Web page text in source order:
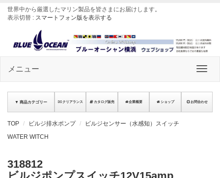
世界中から厳選したマリン製品を皆さまにお届けします。
表示切替 : スマートフォン版を表示する
メニュー
▼ 商品カテゴリー クリアランス カタログ販売 企業概要 ショップ お問合わせ
TOP ビルジ排水ポンプ
ビルジセンサー（水感知）スイッチ
WATER WITCH
318812
ビルジポンプスイッチ12V15amp